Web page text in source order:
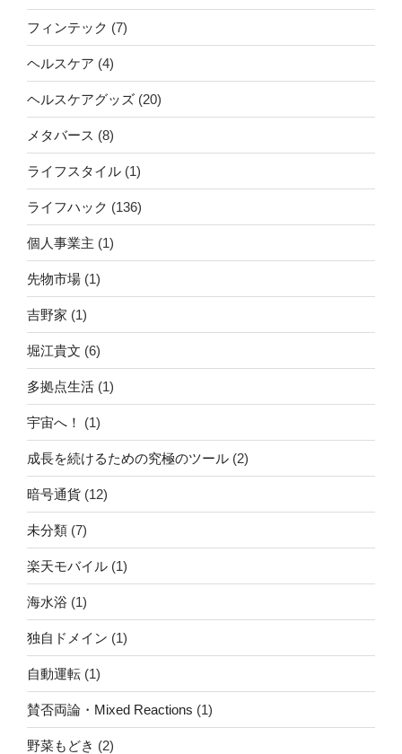
フィンテック (7)
ヘルスケア (4)
ヘルスケアグッズ (20)
メタバース (8)
ライフスタイル (1)
ライフハック (136)
個人事業主 (1)
先物市場 (1)
吉野家 (1)
堀江貴文 (6)
多拠点生活 (1)
宇宙へ！ (1)
成長を続けるための究極のツール (2)
暗号通貨 (12)
未分類 (7)
楽天モバイル (1)
海水浴 (1)
独自ドメイン (1)
自動運転 (1)
賛否両論・Mixed Reactions (1)
野菜もどき (2)